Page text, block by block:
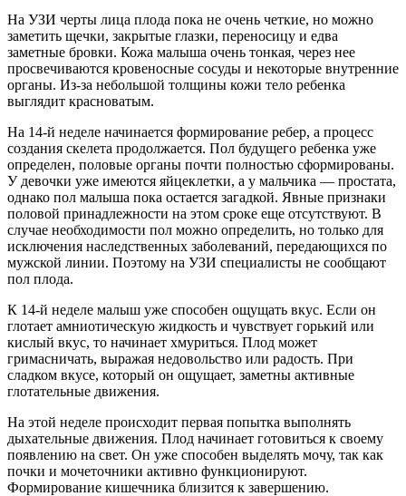
На УЗИ черты лица плода пока не очень четкие, но можно
заметить щечки, закрытые глазки, переносицу и едва
заметные бровки. Кожа малыша очень тонкая, через нее
просвечиваются кровеносные сосуды и некоторые внутренние
органы. Из-за небольшой толщины кожи тело ребенка
выглядит красноватым.
На 14-й неделе начинается формирование ребер, а процесс
создания скелета продолжается. Пол будущего ребенка уже
определен, половые органы почти полностью сформированы.
У девочки уже имеются яйцеклетки, а у мальчика — простата,
однако пол малыша пока остается загадкой. Явные признаки
половой принадлежности на этом сроке еще отсутствуют. В
случае необходимости пол можно определить, но только для
исключения наследственных заболеваний, передающихся по
мужской линии. Поэтому на УЗИ специалисты не сообщают
пол плода.
К 14-й неделе малыш уже способен ощущать вкус. Если он
глотает амниотическую жидкость и чувствует горький или
кислый вкус, то начинает хмуриться. Плод может
гримасничать, выражая недовольство или радость. При
сладком вкусе, который он ощущает, заметны активные
глотательные движения.
На этой неделе происходит первая попытка выполнять
дыхательные движения. Плод начинает готовиться к своему
появлению на свет. Он уже способен выделять мочу, так как
почки и мочеточники активно функционируют.
Формирование кишечника близится к завершению.